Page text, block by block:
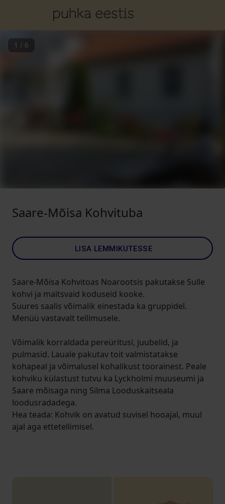
1 / 6
Saare-Mõisa Kohvituba
LISA LEMMIKUTESSE
Saare-Mõisa Kohvitoas Noarootsis pakutakse Sulle
kohvi ja maitsvaid koduseid kooke.
Suures saalis võimalik einestada ka gruppidel.
Menüü vastavalt tellimusele.
Võimalik korraldada pereüritusi, juubelid, ja
pulmasid. Lauale pakutav toit valmistatakse
kohapeal ja võimalusel kohalikust toorainest. Peale
kohviku külastust tutvu ka Lyckholmi muuseumi ja
Saare mõisaga ning Silma Looduskaitseala
loodusradadega.
Hea teada: Kohvik on avatud suvisel hooajal, muul
ajal aga ettetellimisel.